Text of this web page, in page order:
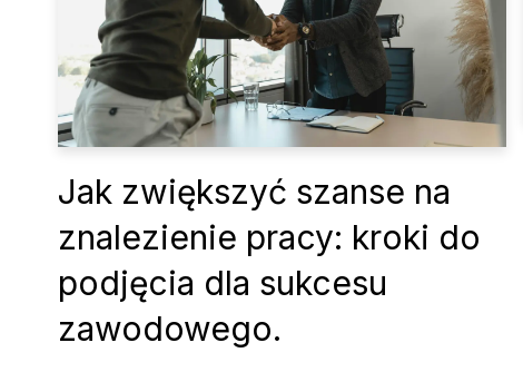
Jak zwiększyć szanse na
znalezienie pracy: kroki do
podjęcia dla sukcesu
zawodowego.